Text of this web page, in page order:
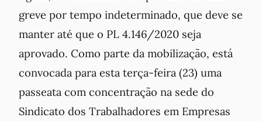
greve por tempo indeterminado, que deve se
manter até que o PL 4.146/2020 seja
aprovado. Como parte da mobilização, está
convocada para esta terça-feira (23) uma
passeata com concentração na sede do
Sindicato dos Trabalhadores em Empresas